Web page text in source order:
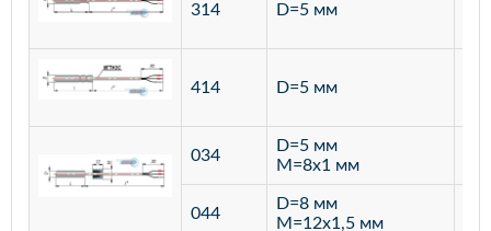
314 D=5 мм
414 D=5 мм
034
D=5 мм
M=8х1 мм
044
D=8 мм
M=12х1,5 мм